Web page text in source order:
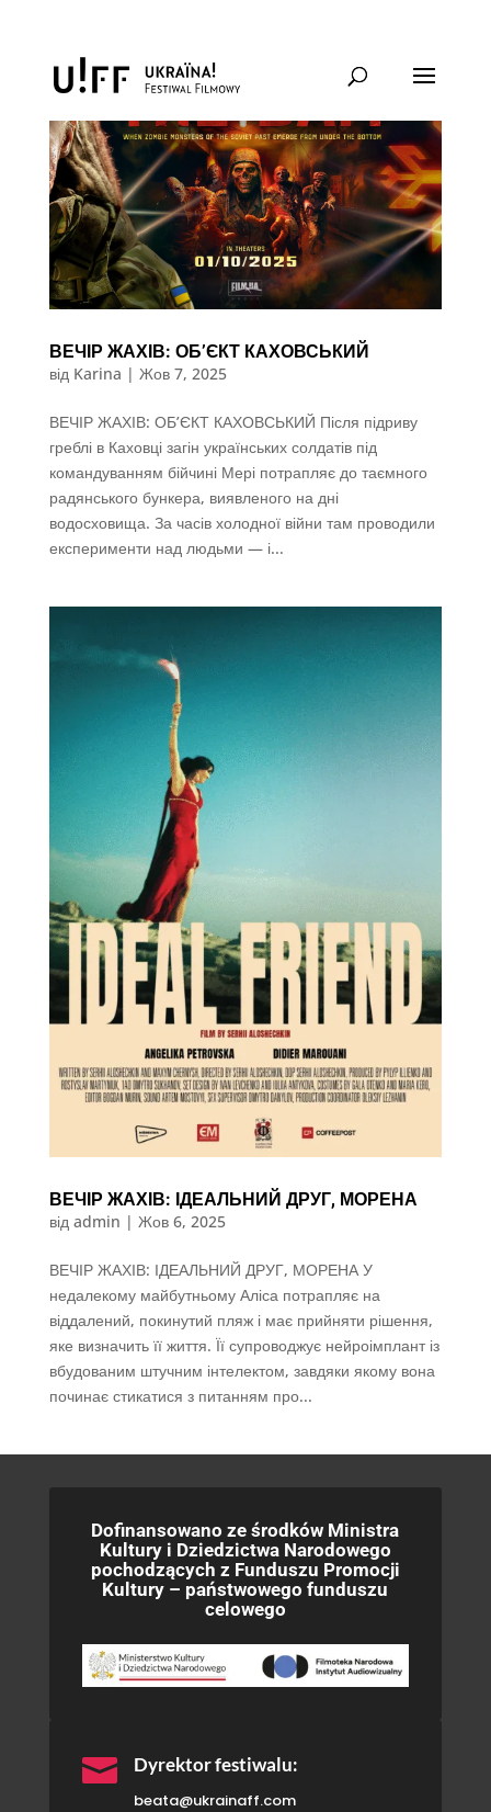
ВЕЧІР ЖАХІВ: ОБ’ЄКТ КАХОВСЬКИЙ
від Karina | Жов 7, 2025
ВЕЧІР ЖАХІВ: ОБ’ЄКТ КАХОВСЬКИЙ Після підриву
греблі в Каховці загін українських солдатів під
командуванням бійчині Мері потрапляє до таємного
радянського бункера, виявленого на дні
водосховища. За часів холодної війни там проводили
експерименти над людьми — і...
ВЕЧІР ЖАХІВ: ІДЕАЛЬНИЙ ДРУГ, МОРЕНА
від admin | Жов 6, 2025
ВЕЧІР ЖАХІВ: ІДЕАЛЬНИЙ ДРУГ, МОРЕНА У
недалекому майбутньому Аліса потрапляє на
віддалений, покинутий пляж і має прийняти рішення,
яке визначить її життя. Її супроводжує нейроімплант із
вбудованим штучним інтелектом, завдяки якому вона
починає стикатися з питанням про...
Dofinansowano ze środków Ministra
Kultury i Dziedzictwa Narodowego
pochodzących z Funduszu Promocji
Kultury – państwowego funduszu
celowego
 Dyrektor festiwalu:
beata@ukrainaff.com